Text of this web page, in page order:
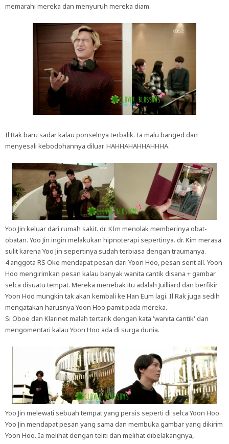
memarahi mereka dan menyuruh mereka diam.
Il Rak baru sadar kalau ponselnya terbalik. Ia malu banged dan
menyesali kebodohannya diluar. HAHHAHAHHAHHHA.
Yoo Jin keluar dari rumah sakit. dr. KIm menolak memberinya obat-
obatan. Yoo Jin ingin melakukan hipnoterapi sepertinya. dr. Kim merasa
sulit karena Yoo Jin sepertinya sudah terbiasa dengan traumanya.
4 anggota RS Oke mendapat pesan dari Yoon Hoo, pesan sent all. Yoon
Hoo mengirimkan pesan kalau banyak wanita cantik disana + gambar
selca disuatu tempat. Mereka menebak itu adalah Juilliard dan berfikir
Yoon Hoo mungkin tak akan kembali ke Han Eum lagi. Il Rak juga sedih
mengatakan harusnya Yoon Hoo pamit pada mereka.
Si Oboe dan Klarinet malah tertarik dengan kata 'wanita cantik' dan
mengomentari kalau Yoon Hoo ada di surga dunia.
Yoo Jin melewati sebuah tempat yang persis seperti di selca Yoon Hoo.
Yoo Jin mendapat pesan yang sama dan membuka gambar yang dikirim
Yoon Hoo. Ia melihat dengan teliti dan melihat dibelakangnya,